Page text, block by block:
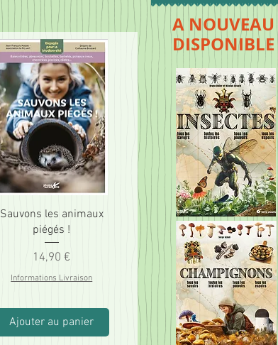
Sauvons les animaux
piégés !
Prix
14,90 €
Informations Livraison
Ajouter au panier
A NOUVEAU
DISPONIBLE